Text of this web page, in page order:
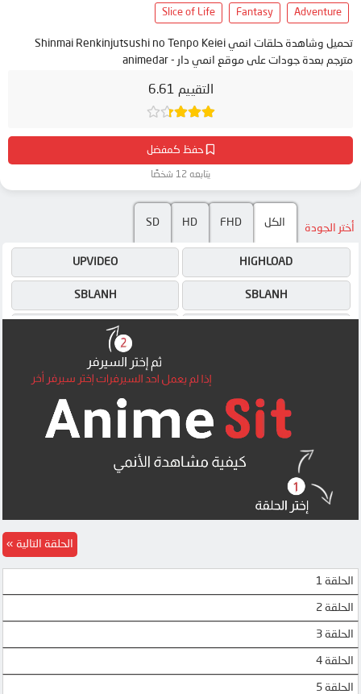
التقييم 6.61
حفظ كمفضل
يتابعه 12 شخصًا
Adventure
Fantasy
Slice of Life
تحميل وشاهدة حلقات انمي Shinmai Renkinjutsushi no Tenpo Keiei
مترجم بعدة جودات على موقع انمي دار - animedar
أختر الجودة الكل FHD
HD
SD
OK
HIGHLOAD
UPVIDEO
SBLANH
SBLANH
UPVIDEO
4SHARED
الحلقة 1
الحلقة 2
الحلقة 3
الحلقة 4
الحلقة 5
الحلقة التالية